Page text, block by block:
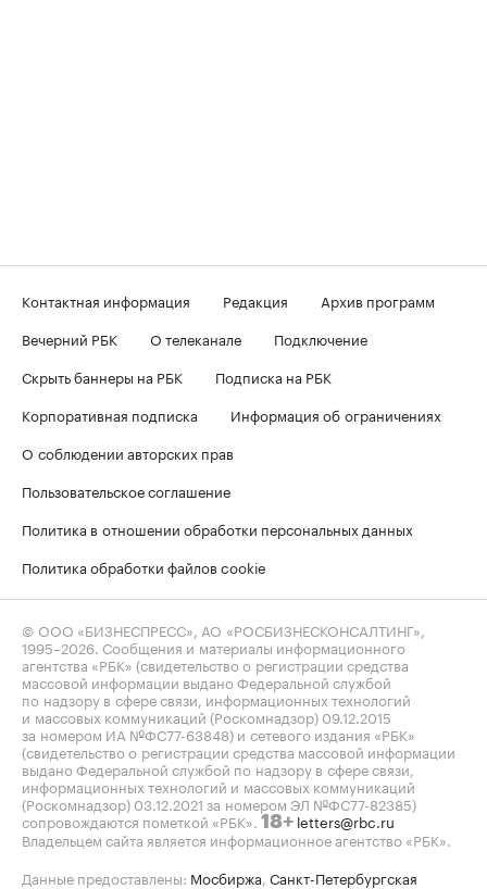
Контактная информация Редакция
Архив программ
Вечерний РБК
О телеканале
Подключение
Скрыть баннеры на РБК
Подписка на РБК
Корпоративная подписка
Информация об ограничениях
О соблюдении авторских прав
Пользовательское соглашение
Политика в отношении обработки персональных данных
Политика обработки файлов cookie
© ООО «БИЗНЕСПРЕСС», АО «РОСБИЗНЕСКОНСАЛТИНГ»,
1995–2026 . Сообщения и материалы информационного
агентства «РБК» (свидетельство о регистрации средства
массовой информации выдано Федеральной службой
по надзору в сфере связи, информационных технологий
и массовых коммуникаций (Роскомнадзор) 09.12.2015
за номером ИА №ФС77-63848) и сетевого издания «РБК»
(свидетельство о регистрации средства массовой информации
выдано Федеральной службой по надзору в сфере связи,
информационных технологий и массовых коммуникаций
(Роскомнадзор) 03.12.2021 за номером ЭЛ №ФС77-82385)
сопровождаются пометкой «РБК». 18+ letters@rbc.ru
Владельцем сайта является информационное агентство «РБК».
Данные предоставлены: Мосбиржа Санкт-Петербургская